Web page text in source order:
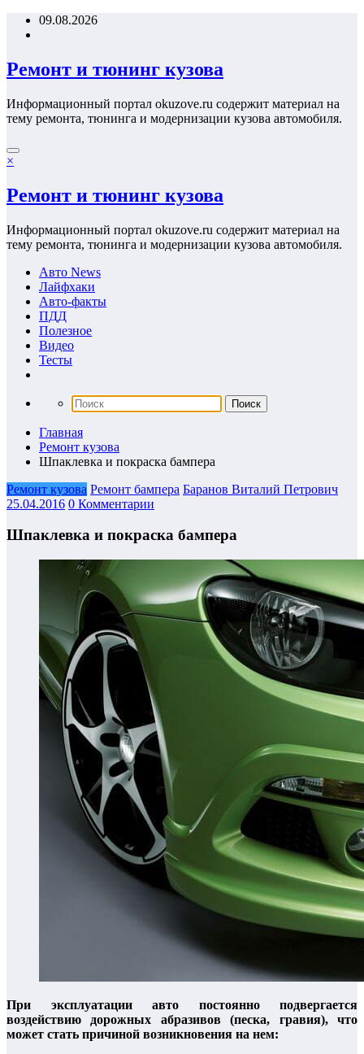
Перейти09.08.2026
Ремонт и тюнинг кузова
Информационный портал okuzove.ru содержит материал на
тему ремонта, тюнинга и модернизации кузова автомобиля.
×
Ремонт и тюнинг кузова
Информационный портал okuzove.ru содержит материал на
тему ремонта, тюнинга и модернизации кузова автомобиля.
Авто News
Лайфхаки
Авто-факты
ПДД
Полезное
Видео
Тесты
Главная
Ремонт кузова
Шпаклевка и покраска бампера
Ремонт кузова Ремонт бампера Баранов Виталий Петрович
25.04.2016 0 Комментарии
Шпаклевка и покраска бампера
При эксплуатации авто постоянно подвергается
воздействию дорожных абразивов (песка, гравия), что
может стать причиной возникновения на нем: